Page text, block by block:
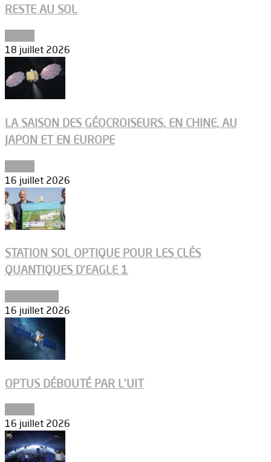
RESTE AU SOL
18 juillet 2026
LA SAISON DES GÉOCROISEURS, EN CHINE, AU
JAPON ET EN EUROPE
16 juillet 2026
STATION SOL OPTIQUE POUR LES CLÉS
QUANTIQUES D’EAGLE 1
16 juillet 2026
OPTUS DÉBOUTÉ PAR L’UIT
16 juillet 2026